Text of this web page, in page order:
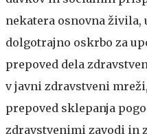
nekatera osnovna
dolgotrajno oskrbo za
prepoved dela
v javni zdravstveni
prepoved sklepanja
zdravstvenimi zavodi in